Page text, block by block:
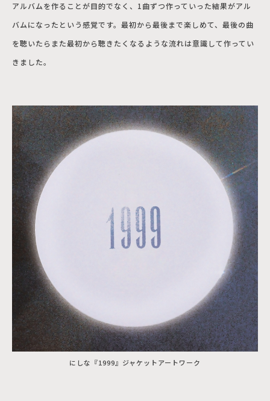
アルバムを作ることが目的でなく、1曲ずつ作っていった結果がアル
バムになったという感覚です。最初から最後まで楽しめて、最後の曲
を聴いたらまた最初から聴きたくなるような流れは意識して作ってい
きました。
にしな『1999』ジャケットアートワーク